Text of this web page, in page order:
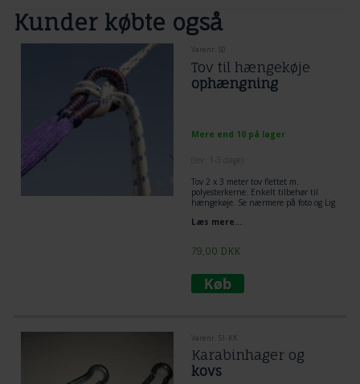
Kunder købte også
Varenr. 50
Tov til hængekøje
ophængning
Mere end 10 på lager
Tov 2 x 3 meter tov flettet m.
polyesterkerne. Enkelt tilbehør til
hængekøje. Se nærmere på foto og Lig
flagknob mellem hængekøje og tov.
Læs mere...
79,00 DKK
Varenr. 51-KK
Karabinhager og
kovs